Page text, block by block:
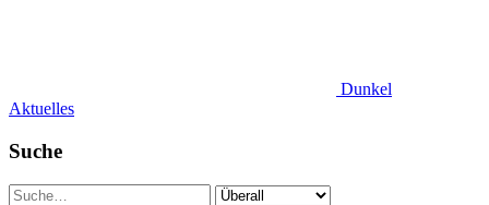
Dunkel
Aktuelles
Suche